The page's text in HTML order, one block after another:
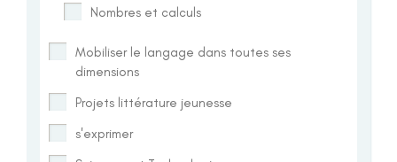
Nombres et calculs
Mobiliser le langage dans toutes ses
dimensions
Projets littérature jeunesse
s'exprimer